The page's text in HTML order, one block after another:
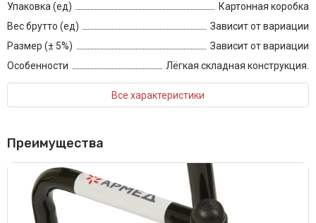
Упаковка (ед)
Картонная коробка
Вес брутто (ед)
Зависит от вариации
Размер (± 5%)
Зависит от вариации
Особенности
Лёгкая складная конструкция.
Все характеристики
Преимущества